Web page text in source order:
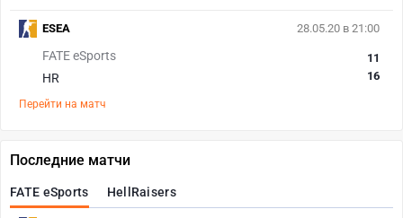
28.05.20 в 21:00
FATE eSports
HR
11
16
Перейти на матч
ESEA
Последние матчи
FATE eSports HellRaisers